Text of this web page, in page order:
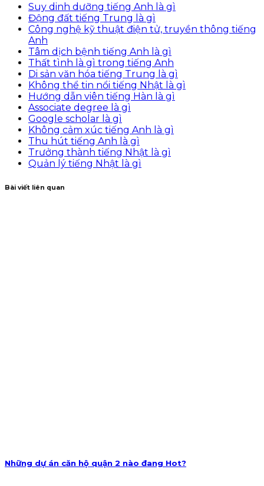
Suy dinh dưỡng tiếng Anh là gì
Động đất tiếng Trung là gì
Công nghệ kỹ thuật điện tử, truyền thông tiếng
Anh
Tâm dịch bệnh tiếng Anh là gì
Thất tình là gì trong tiếng Anh
Di sản văn hóa tiếng Trung là gì
Không thể tin nổi tiếng Nhật là gì
Hướng dẫn viên tiếng Hàn là gì
Associate degree là gì
Google scholar là gì
Không cảm xúc tiếng Anh là gì
Thu hút tiếng Anh là gì
Trưởng thành tiếng Nhật là gì
Quản lý tiếng Nhật là gì
Bài viết liên quan
Những dự án căn hộ quận 2 nào đang Hot?